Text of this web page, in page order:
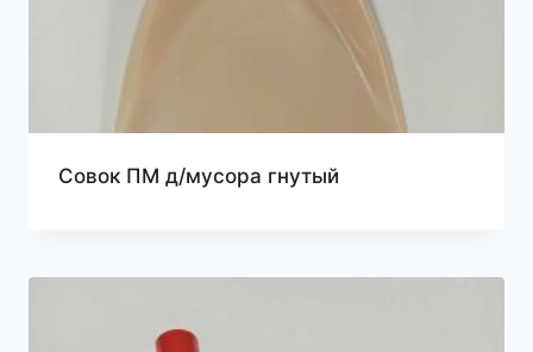
Совок ПМ д/мусора гнутый